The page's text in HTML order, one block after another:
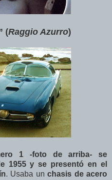
(Raggio Azurro)
1 -foto de arriba- se
1955 y se presentó en el
. Usaba unchasis de acero